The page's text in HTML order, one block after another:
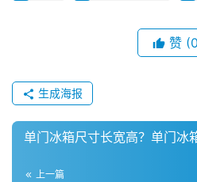
赞
生成海报
单门冰箱尺寸长宽高？单门冰
上一篇